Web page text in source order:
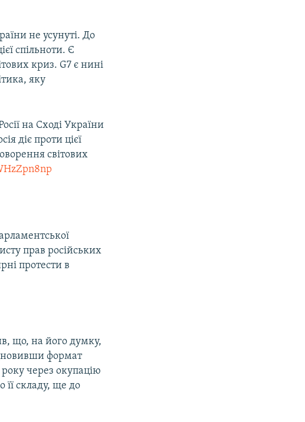
не усунуті. До
спільноти. Є
криз. G7 є нині
яку
на Сході України
діє проти цієї
світових
прав російських
протести в
що, на його думку,
формат
через окупацію
її складу, ще до